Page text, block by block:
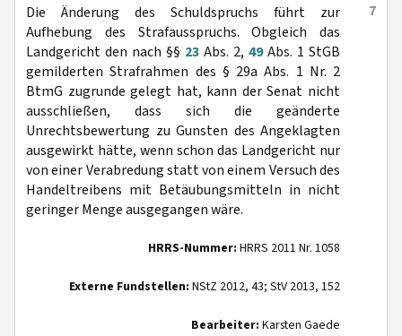
7
Die Änderung des Schuldspruchs führt zur
Aufhebung des Strafausspruchs. Obgleich das
Landgericht den nach §§ 23 Abs. 2, 49Abs. 1 StGB
gemilderten Strafrahmen des § 29a Abs. 1 Nr. 2
BtmG zugrunde gelegt hat, kann der Senat nicht
ausschließen, dass sich die geänderte
Unrechtsbewertung zu Gunsten des Angeklagten
ausgewirkt hätte, wenn schon das Landgericht nur
von einer Verabredung statt von einem Versuch des
Handeltreibens mit Betäubungsmitteln in nicht
geringer Menge ausgegangen wäre.
HRRS-Nummer: HRRS 2011 Nr. 1058
Externe Fundstellen: NStZ 2012, 43; StV 2013, 152
Bearbeiter: Karsten Gaede